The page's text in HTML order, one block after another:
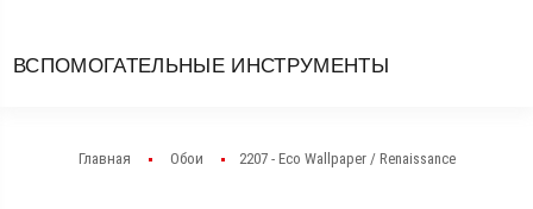
ВСПОМОГАТЕЛЬНЫЕ ИНСТРУМЕНТЫ
Главная Обои 2207 - Eco Wallpaper / Renaissance